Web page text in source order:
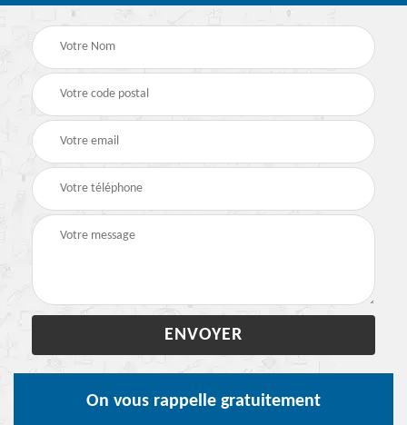
On vous rappelle gratuitement